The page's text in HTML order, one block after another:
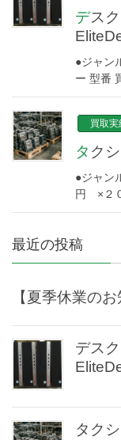
デスクトップパソコン買取
●ジャン
ー 型番
買取実
タ
●ジャン
円 ×２
最近の投稿
【夏季休業のお
デス
タク